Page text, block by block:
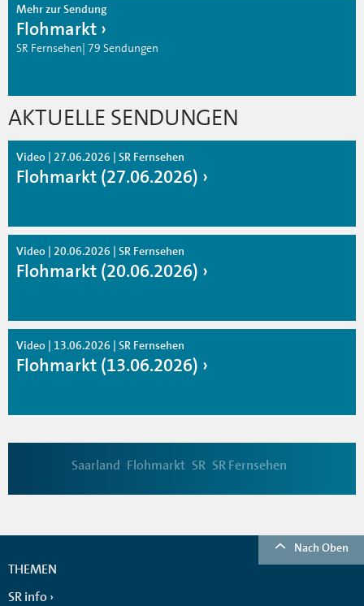
Mehr zur Sendung
Flohmarkt
SR Fernsehen| 79 Sendungen
AKTUELLE SENDUNGEN
Video | 27.06.2026 | SR Fernsehen
Flohmarkt (27.06.2026)
Video | 20.06.2026 | SR Fernsehen
Flohmarkt (20.06.2026)
Video | 13.06.2026 | SR Fernsehen
Flohmarkt (13.06.2026)
Saarland Flohmarkt SR SR Fernsehen
Nach Oben
THEMEN
SR info